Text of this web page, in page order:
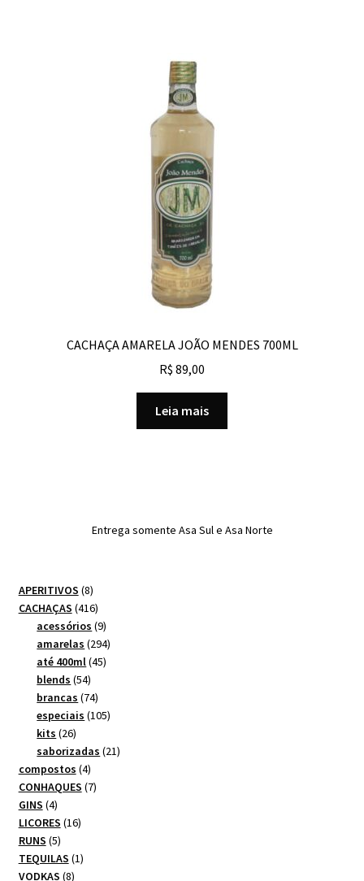
CACHAÇA AMARELA JOÃO MENDES 700ML
R$ 89,00
Leia mais
Entrega somente Asa Sul e Asa Norte
APERITIVOS 88
produtos
CACHAÇAS 416416
produtos
acessórios 99
produtos
amarelas 294294
até 400ml 4545
blends 5454
produtos
brancas 7474
produtos
especiais 105105
kits 2626
produtos
saborizadas 2121
compostos 44
produtos
CONHAQUES 77
GINS 44
produtos
LICORES 1616
RUNS 55
produtos
TEQUILAS 11
VODKAS 88